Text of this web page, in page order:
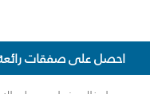
احصل على صفقات